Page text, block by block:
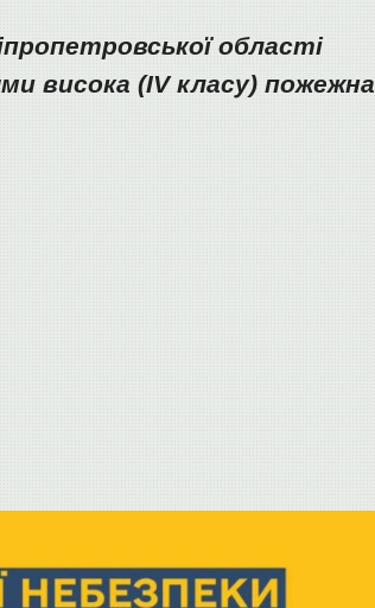
області
висока (ІV класу) пожежна